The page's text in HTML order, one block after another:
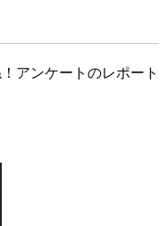
アンケートのレポート